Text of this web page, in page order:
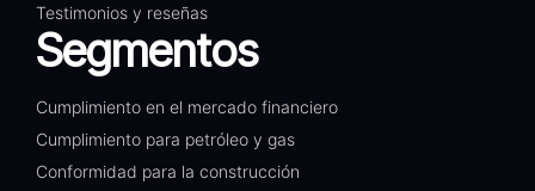
Testimonios y reseñas
Segmentos
Cumplimiento en el mercado financiero
Cumplimiento para petróleo y gas
Conformidad para la construcción